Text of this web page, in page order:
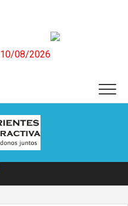
10/08/2026